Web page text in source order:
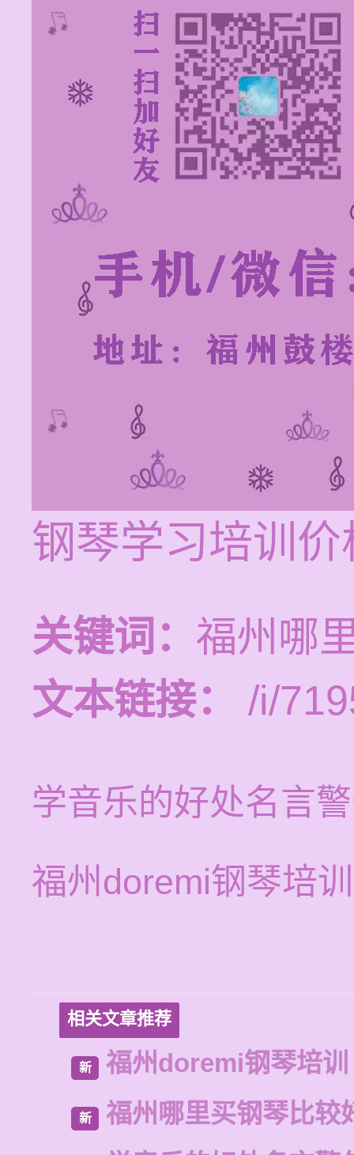
钢琴学习培训
关键词： 福州哪
文本链接：
/i/
学音乐的好处名言
福州doremi钢琴培训
相关文章推荐
新 福州doremi钢琴培训
新
福州哪里买钢琴比较